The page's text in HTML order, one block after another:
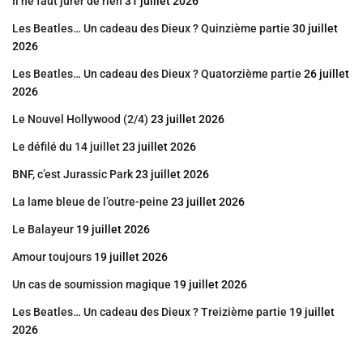
Les Beatles… Un cadeau des Dieux ? Quinzième partie 30 juillet
2026
Les Beatles… Un cadeau des Dieux ? Quatorzième partie 26 juillet
2026
Le Nouvel Hollywood (2/4) 23 juillet 2026
Le défilé du 14 juillet23 juillet 2026
BNF, c’est Jurassic Park23 juillet 2026
La lame bleue de l’outre-peine 23 juillet 2026
Le Balayeur 19 juillet 2026
Amour toujours 19 juillet 2026
Un cas de soumission magique 19 juillet 2026
Les Beatles… Un cadeau des Dieux ? Treizième partie 19 juillet
2026